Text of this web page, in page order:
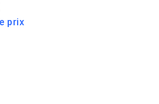
prix